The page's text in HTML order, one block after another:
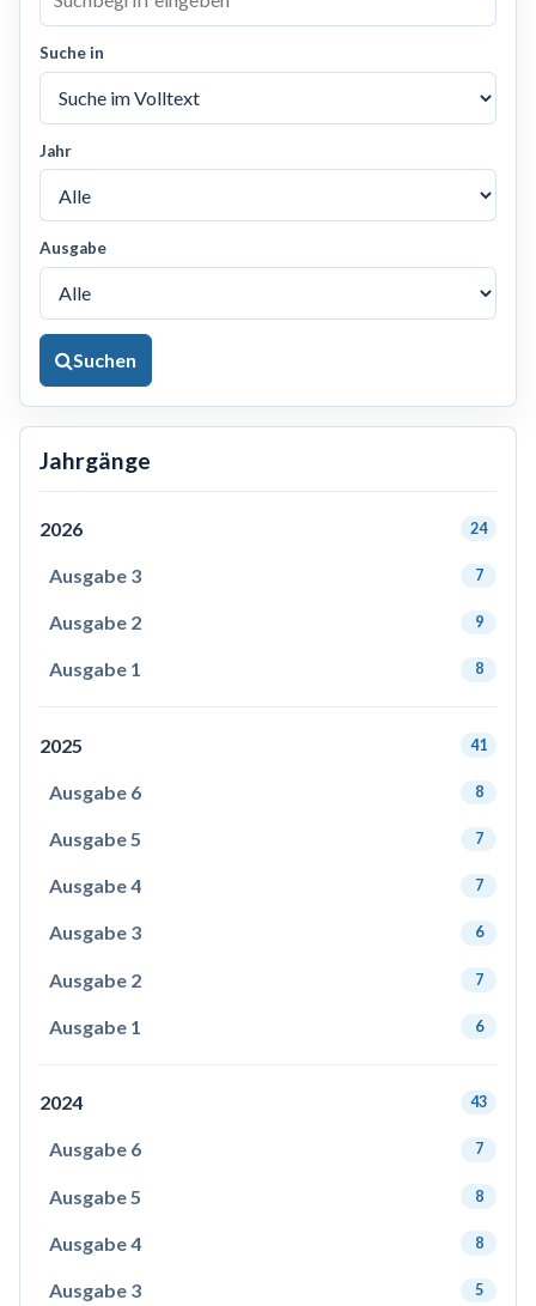
Suche in
Jahr
Ausgabe
Suchen
Jahrgänge
2026 24
Ausgabe 3 7
Ausgabe 2 9
Ausgabe 1 8
2025 41
Ausgabe 6 8
Ausgabe 5 7
Ausgabe 4 7
Ausgabe 3 6
Ausgabe 2 7
Ausgabe 1 6
2024 43
Ausgabe 6 7
Ausgabe 5 8
Ausgabe 4 8
Ausgabe 3 5